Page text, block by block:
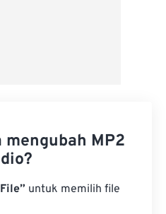
MP2
untuk memilih file